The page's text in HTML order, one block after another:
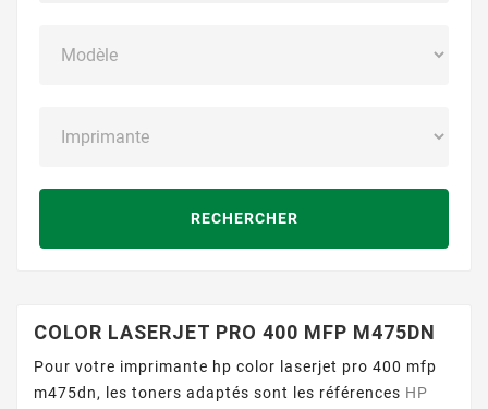
RECHERCHER
COLOR LASERJET PRO 400 MFP M475DN
Pour votre imprimante hp color laserjet pro 400 mfp
m475dn, les toners adaptés sont les références HP